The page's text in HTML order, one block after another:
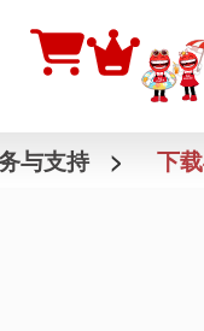
与支持 > 下